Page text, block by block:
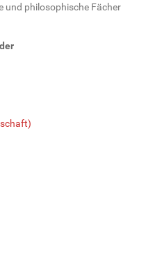
und philosophische Fächer